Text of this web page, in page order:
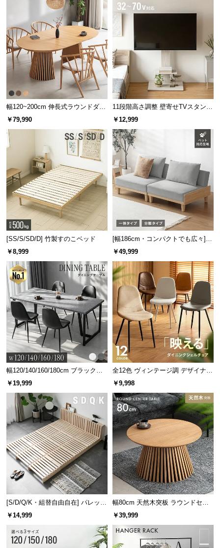
幅120~200cm 伸長式ラウンドダイ
ニングテーブル 6人掛け 天然木突
￥79,990
11段階高さ調整 壁寄せTVスタンド
キャスター付き 上下左右角度調節
￥12,999
[SS/S/SD/D] 竹製すのこベッド
￥8,999
[幅186cm・コンパクトでも広々] 3
人掛けソファベッド リクライニン
グ 天然木フレーム 北欧
￥49,999
幅120/140/160/180cm ブラックフ
レーム ダイニング 大理石調 4人掛
￥19,999
全12色 ヴィンテージ調 デザイナー
ズシェルチェア
￥9,998
[S/D/Q/K・組替自由自在] パレット
ベッド 8/12/16枚セット
￥14,999
幅80cm 天然木突板 ラウンドセン
ターテーブル 美しい格子デザイン
￥39,999